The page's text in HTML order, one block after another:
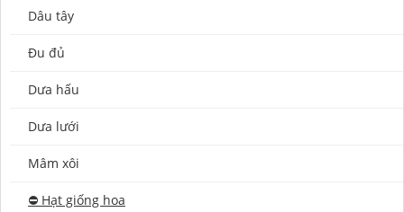
Dâu tây
Đu đủ
Dưa hấu
Dưa lưới
Mâm xôi
⛔️ Hạt giống hoa